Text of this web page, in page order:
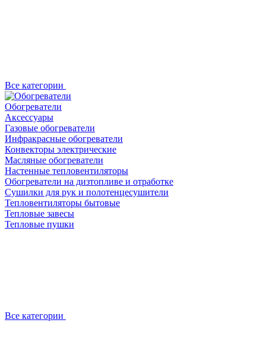
Все категории
Обогреватели
Аксессуары
Газовые обогреватели
Инфракрасные обогреватели
Конвекторы электрические
Масляные обогреватели
Настенные тепловентиляторы
Обогреватели на дизтопливе и отработке
Сушилки для рук и полотенцесушители
Тепловентиляторы бытовые
Тепловые завесы
Тепловые пушки
Все категории